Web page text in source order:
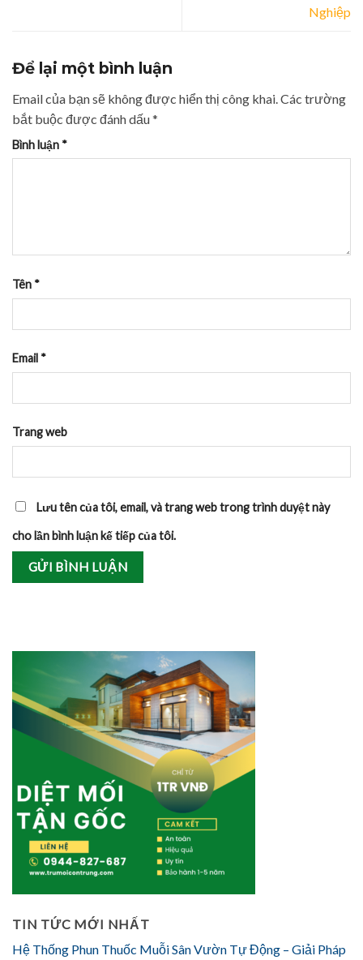
Nghiệp
Để lại một bình luận
Email của bạn sẽ không được hiển thị công khai. Các trường
bắt buộc được đánh dấu*
Bình luận *
Tên *
Email *
Trang web
Lưu tên của tôi, email, và trang web trong trình duyệt này
cho lần bình luận kế tiếp của tôi.
TIN TỨC MỚI NHẤT
Hệ Thống Phun Thuốc Muỗi Sân Vườn Tự Động – Giải Pháp